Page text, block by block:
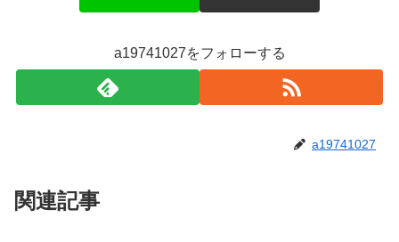
a19741027をフォローする
a19741027
関連記事